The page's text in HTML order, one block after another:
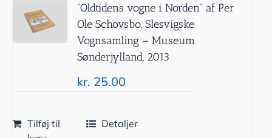
”Oldtidens vogne i Norden” af Per
Ole Schovsbo, Slesvigske
Vognsamling – Museum
Sønderjylland, 2013
kr. 25.00
Tilføj til
Detaljer